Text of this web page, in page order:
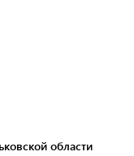
области